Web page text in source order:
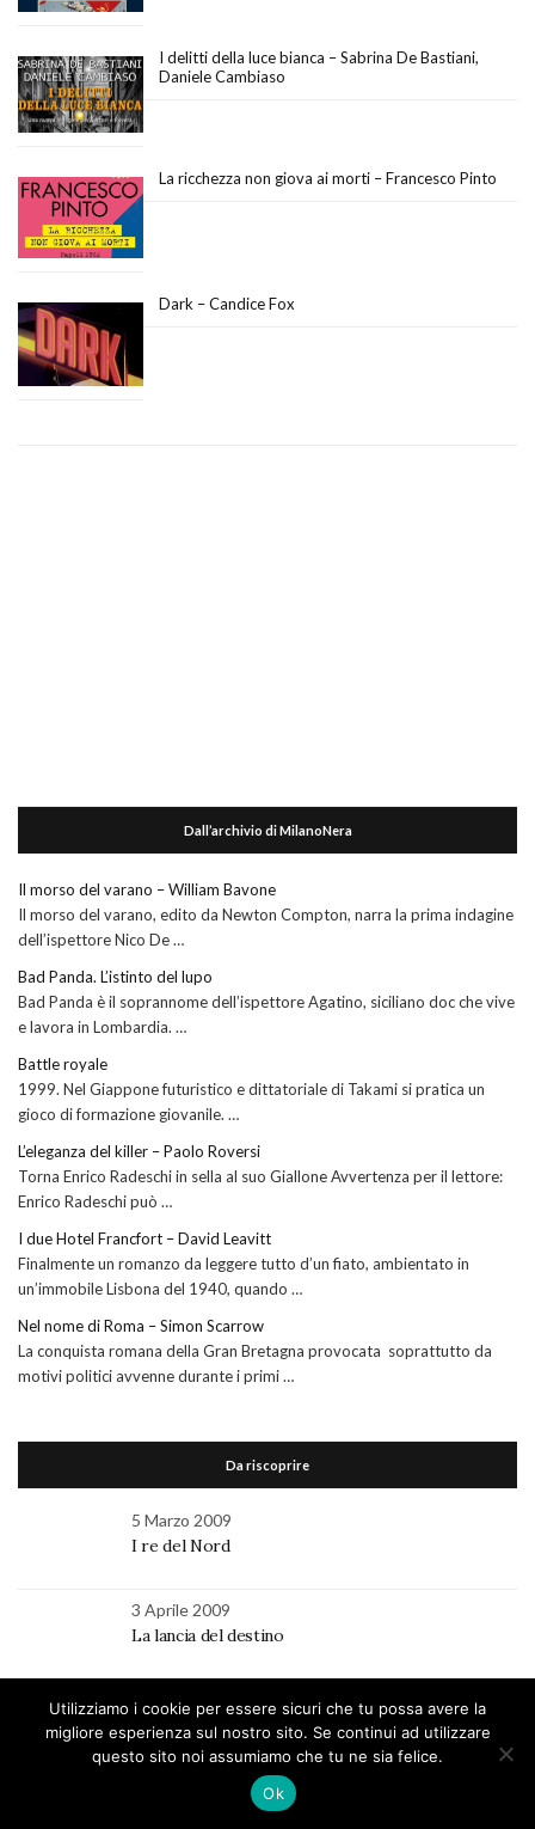
I delitti della luce bianca – Sabrina De Bastiani,
Daniele Cambiaso
La ricchezza non giova ai morti – Francesco Pinto
Dark – Candice Fox
Dall’archivio di MilanoNera
Il morso del varano – William Bavone
Il morso del varano, edito da Newton Compton, narra la prima indagine
dell’ispettore Nico De …
Bad Panda. L’istinto del lupo
Bad Panda è il soprannome dell’ispettore Agatino, siciliano doc che vive
e lavora in Lombardia. …
Battle royale
1999. Nel Giappone futuristico e dittatoriale di Takami si pratica un
gioco di formazione giovanile. …
L’eleganza del killer – Paolo Roversi
Torna Enrico Radeschi in sella al suo Giallone Avvertenza per il lettore:
Enrico Radeschi può …
I due Hotel Francfort – David Leavitt
Finalmente un romanzo da leggere tutto d’un fiato, ambientato in
un’immobile Lisbona del 1940, quando …
Nel nome di Roma – Simon Scarrow
La conquista romana della Gran Bretagna provocata soprattutto da
motivi politici avvenne durante i primi …
Da riscoprire
5 Marzo 2009
I re del Nord
3 Aprile 2009
La lancia del destino
1 Luglio 2009
La mossa dell’Alfiere
17 Novembre 2023
La lama e l’inchiostro – Ciro Auriemma
Utilizziamo i cookie per essere sicuri che tu possa avere la
migliore esperienza sul nostro sito. Se continui ad utilizzare
questo sito noi assumiamo che tu ne sia felice.
Ok